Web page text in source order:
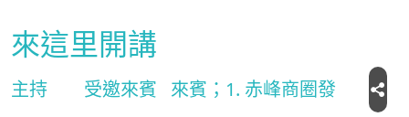
來這里開講
主持
受邀來賓
來賓；1. 赤峰商圈發